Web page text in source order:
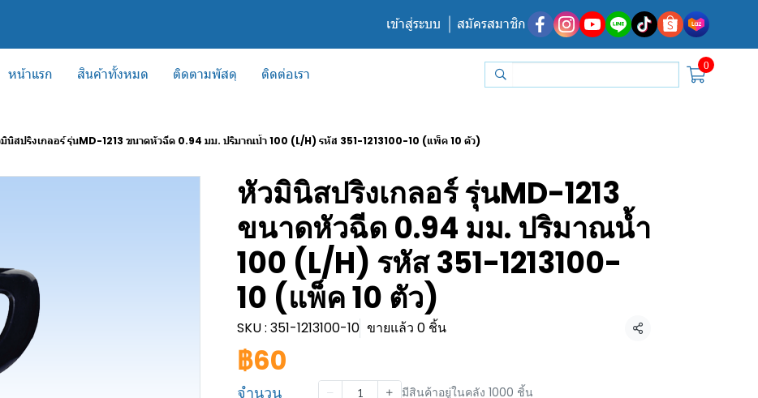
เข้าสู่ระบบ สมัครสมาชิก
หน้าแรก สินค้าทั้งหมด ติดตามพัสดุ ติดต่อเรา 0
นิสปริงเกลอร์ รุ่นMD-1213 ขนาดหัวฉีด 0.94 มม. ปริมาณน้ำ 100 (L/H) รหัส 351-1213100-10 (แพ็ค 10 ตัว)
หัวมินิสปริงเกลอร์ รุ่นMD-1213
ขนาดหัวฉีด 0.94 มม. ปริมาณน้ำ
100 (L/H) รหัส 351-1213100-
10 (แพ็ค 10 ตัว)
SKU : 351-1213100-10 ขายแล้ว 0 ชิ้น แชร์
฿60
จำนวน มีสินค้าอยู่ในคลัง 1000 ชิ้น